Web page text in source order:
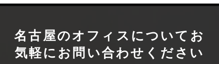
名古屋のオフィスについて お
気軽にお問い合わせください